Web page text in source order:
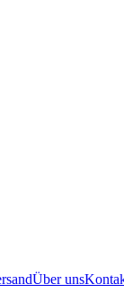
Über uns